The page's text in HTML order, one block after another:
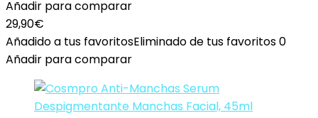
Añadir para comparar
29,90€
Añadido a tus favoritosEliminado de tus favoritos0
Añadir para comparar